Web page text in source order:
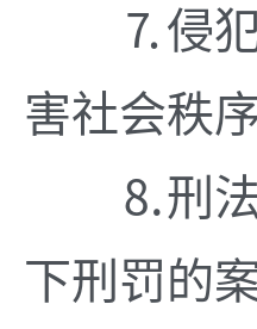
⒎侵犯知
害社会秩
⒏刑法分
下刑罚的案